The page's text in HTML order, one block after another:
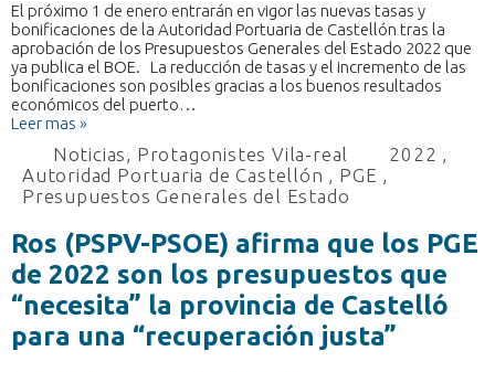
El próximo 1 de enero entrarán en vigor las nuevas tasas y
bonificaciones de la Autoridad Portuaria de Castellón tras la
aprobación de los Presupuestos Generales del Estado 2022 que
ya publica el BOE. La reducción de tasas y el incremento de las
bonificaciones son posibles gracias a los buenos resultados
económicos del puerto…
Leer mas »
Noticias, Protagonistes Vila-real 2022 ,
Autoridad Portuaria de Castellón , PGE ,
Presupuestos Generales del Estado
Ros (PSPV-PSOE) afirma que los PGE
de 2022 son los presupuestos que
“necesita” la provincia de Castelló
para una “recuperación justa”